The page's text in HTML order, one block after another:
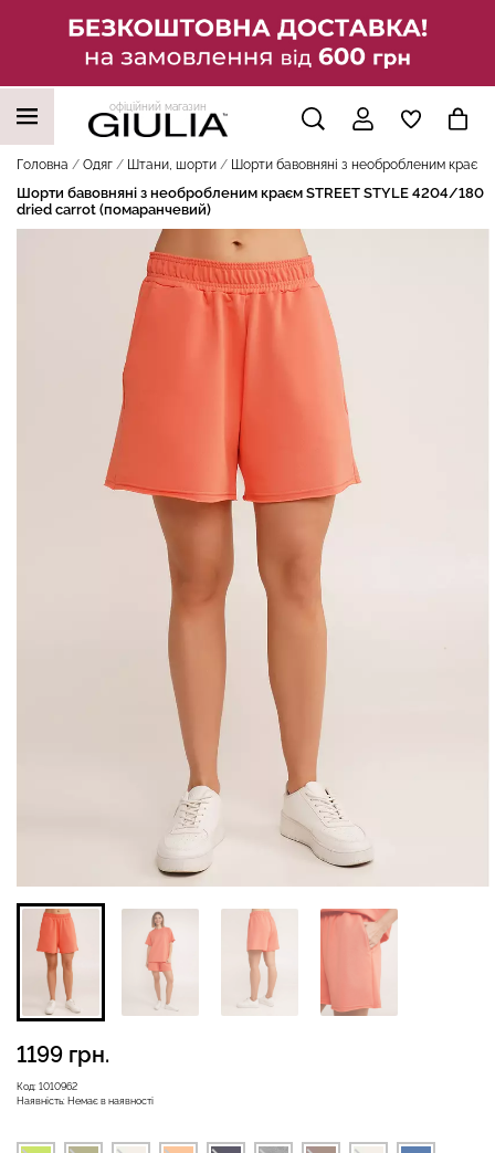
офіційний магазин
Головна Одяг Штани, шорти Шорти бавовняні з необробленим краєм
Шорти бавовняні з необробленим краєм STREET STYLE 4204/180
dried carrot (помаранчевий)
Код: 1010962
Наявність: Немає в наявності
1199 грн.
НАШІ ТРЕНДОВІ ТОВАРИ
Безшовні легінси з
мікрофібри LEGGINGS 02
Безшовні бразиліана з
легкою корекцією
BRASILIAN SHAPEWEAR
258 грн.
Велосипедки з високою
(чорний) Giulia